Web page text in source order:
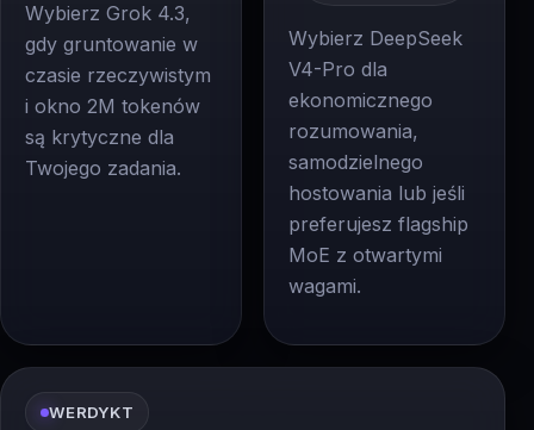
Wybierz Grok 4.3,
gdy gruntowanie w
czasie rzeczywistym
i okno 2M tokenów
są krytyczne dla
Twojego zadania.
Wybierz DeepSeek
V4-Pro dla
ekonomicznego
rozumowania,
samodzielnego
hostowania lub jeśli
preferujesz flagship
MoE z otwartymi
wagami.
WERDYKT